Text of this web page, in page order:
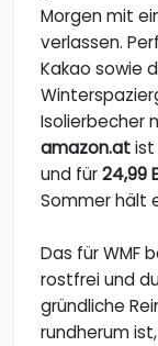
Morgen mit
verlassen.
Kakao sowie
Isolierbecher
amazon.atist
und für24,99
Sommer hält
Das für WMF
rostfrei und
gründliche
rundherum